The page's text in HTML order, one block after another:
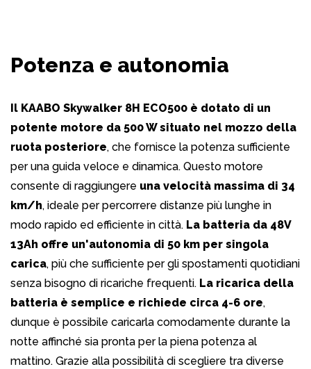
Potenza e autonomia
Il KAABO Skywalker 8H ECO500 è dotato di un
potente motore da 500 W situato nel mozzo della
ruota posteriore, che fornisce la potenza sufficiente
per una guida veloce e dinamica. Questo motore
consente di raggiungere una velocità massima di 34
km/h, ideale per percorrere distanze più lunghe in
modo rapido ed efficiente in città. La batteria da 48V
13Ah offre un'autonomia di 50 km per singola
carica, più che sufficiente per gli spostamenti quotidiani
senza bisogno di ricariche frequenti. La ricarica della
batteria è semplice e richiede circa 4-6 ore,
dunque è possibile caricarla comodamente durante la
notte affinché sia pronta per la piena potenza al
mattino. Grazie alla possibilità di scegliere tra diverse